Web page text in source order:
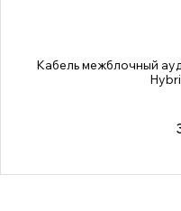
Кабель межблочный